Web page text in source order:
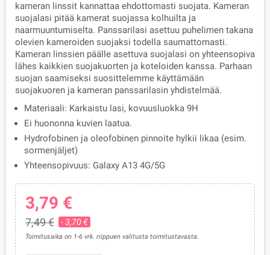
kameran linssit kannattaa ehdottomasti suojata. Kameran
suojalasi pitää kamerat suojassa kolhuilta ja
naarmuuntumiselta. Panssarilasi asettuu puhelimen takana
olevien kameroiden suojaksi todella saumattomasti.
Kameran linssien päälle asettuva suojalasi on yhteensopiva
lähes kaikkien suojakuorten ja koteloiden kanssa. Parhaan
suojan saamiseksi suosittelemme käyttämään
suojakuoren ja kameran panssarilasin yhdistelmää.
Materiaali: Karkaistu lasi, kovuusluokka 9H
Ei huononna kuvien laatua.
Hydrofobinen ja oleofobinen pinnoite hylkii likaa (esim.
sormenjäljet)
Yhteensopivuus: Galaxy A13 4G/5G
3,79 €
7,49 € - 3,70 €
Toimitusaika on 1-6 vrk. riippuen valitusta toimitustavasta.